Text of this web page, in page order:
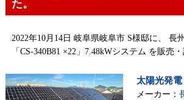
た。
2022年10月14日 岐阜県岐阜市 S様邸に、 長
「CS-340B81 ×22」7.48kWシステム を販売
太陽光発電
メーカー：